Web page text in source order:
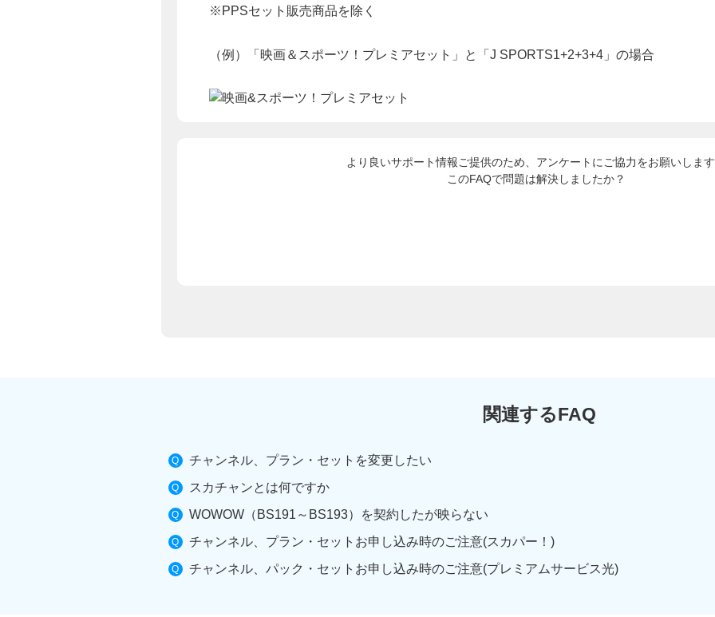
※PPSセット販売商品を除く
（例）「映画＆スポーツ！プレミアセット」と「J SPORTS1+2+3+4」の場合
より良いサポート情報ご提供のため、アンケートにご協力をお願いしま
このFAQで問題は解決しましたか？
関連するFAQ
チャンネル、プラン・セットを変更したい
スカチャンとは何ですか
WOWOW（BS191～BS193）を契約したが映らない
チャンネル、プラン・セットお申し込み時のご注意(スカパー！)
チャンネル、パック・セットお申し込み時のご注意(プレミアムサービス光)